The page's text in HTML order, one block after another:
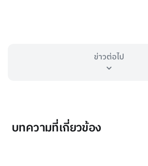
ข่าวต่อไป
บทความที่เกี่ยวข้อง